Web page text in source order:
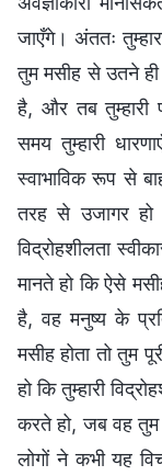
जाएँगे। अंततः
तुम मसीह से उतने ही
है, और तब तुम्हारी
समय तुम्हारी
स्वाभाविक रूप से
तरह से उजागर हो
विद्रोहशीलता
मानते हो कि ऐसे
है, वह मनुष्य के
मसीह होता तो तुम
हो कि तुम्हारी
करते हो, जब वह तुम
लोगों ने कभी यह